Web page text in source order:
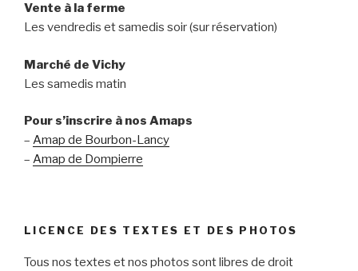
Vente à la ferme
Les vendredis et samedis soir (sur réservation)
Marché de Vichy
Les samedis matin
Pour s’inscrire à nos Amaps
– Amap de Bourbon-Lancy
– Amap de Dompierre
LICENCE DES TEXTES ET DES PHOTOS
Tous nos textes et nos photos sont libres de droit